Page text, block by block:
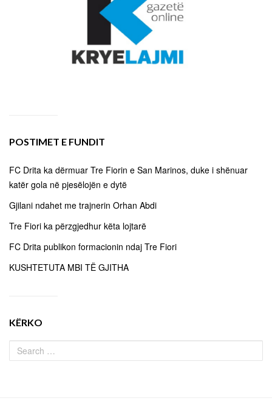
POSTIMET E FUNDIT
FC Drita ka dërmuar Tre Fiorin e San Marinos, duke i shënuar
katër gola në pjesëlojën e dytë
Gjilani ndahet me trajnerin Orhan Abdi
Tre Fiori ka përzgjedhur këta lojtarë
FC Drita publikon formacionin ndaj Tre Fiori
KUSHTETUTA MBI TË GJITHA
KËRKO